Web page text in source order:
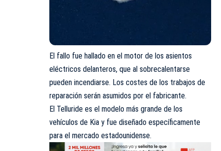
El fallo fue hallado en el motor de los asientos
eléctricos delanteros, que al sobrecalentarse
pueden incendiarse. Los costes de los trabajos de
reparación serán asumidos por el fabricante.
El Telluride es el modelo más grande de los
vehículos de Kia y fue diseñado específicamente
para el mercado estadounidense.